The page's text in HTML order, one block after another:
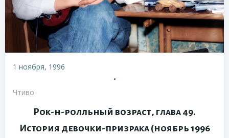
1 ноября, 1996
•
Чтиво
Рок-н-ролльный возраст, глава 49.
История девочки-призрака (ноябрь 1996